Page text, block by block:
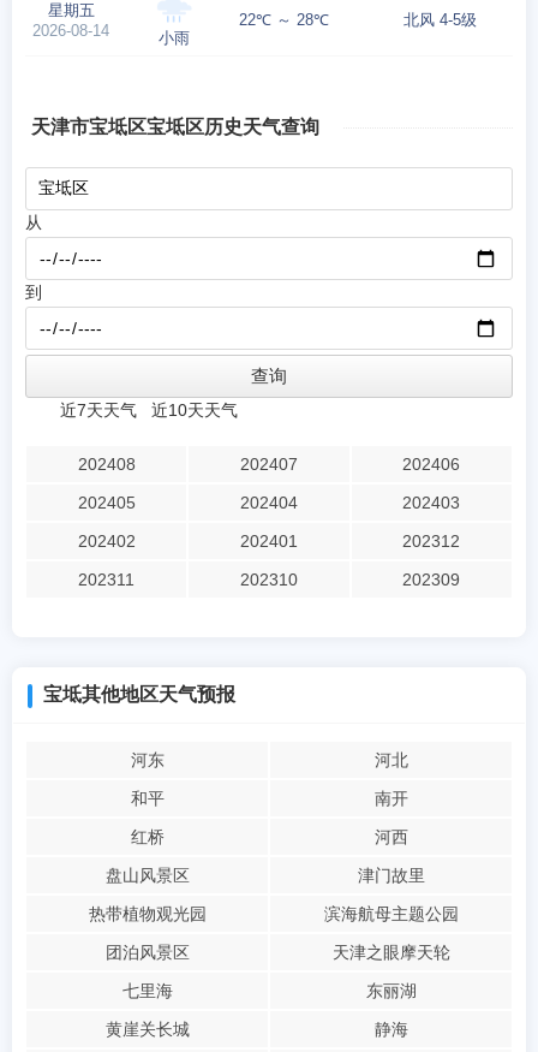
星期五
2026-08-14
小雨
22℃ ～ 28℃ 北风 4-5级
天津市宝坻区宝坻区历史天气查询
从
到
近7天天气 近10天天气
202408 202407
202406
202405
202404
202403
202402
202401
202312
202311
202310 202309
宝坻其他地区天气预报
河东
河北
和平
南开
红桥
河西
盘山风景区
津门故里
热带植物观光园
滨海航母主题公园
团泊风景区
天津之眼摩天轮
七里海
东丽湖
黄崖关长城
静海